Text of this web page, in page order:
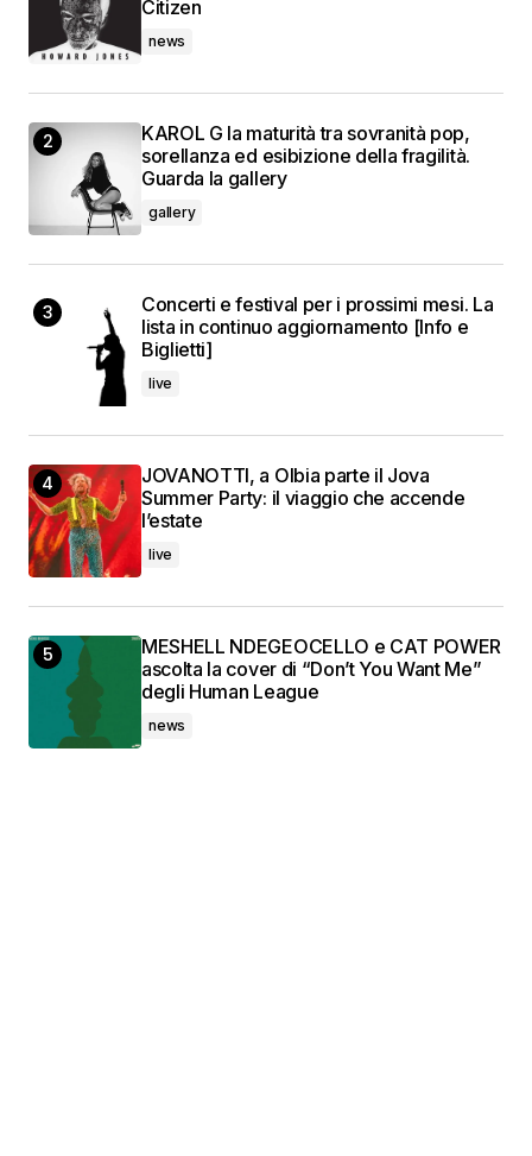
Citizen
news
KAROL G la maturità tra sovranità pop,
sorellanza ed esibizione della fragilità.
Guarda la gallery
gallery
Concerti e festival per i prossimi mesi. La
lista in continuo aggiornamento [Info e
Biglietti]
live
JOVANOTTI, a Olbia parte il Jova
Summer Party: il viaggio che accende
l’estate
live
MESHELL NDEGEOCELLO e CAT POWER
ascolta la cover di “Don’t You Want Me”
degli Human League
news